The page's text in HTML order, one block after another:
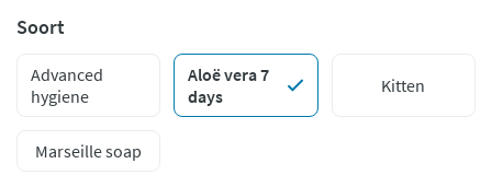
Soort
Advanced
hygiene
Aloë vera 7
days
Kitten
Marseille soap